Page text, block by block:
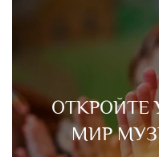
ОТКРОЙТЕ
МИР